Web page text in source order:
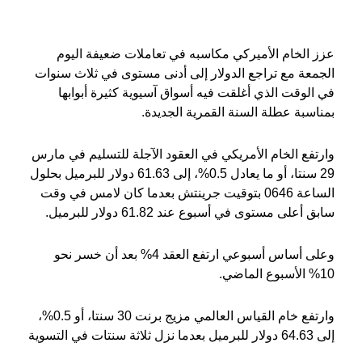
عزز الخام الأميركي مكاسبه في تعاملات ضعيفة اليوم
الجمعة مع تراجع الدولار إلى أدنى مستوى في ثلاث سنوات
في الوقت الذي أغلقت فيه أسواق آسيوية كثيرة أبوابها
بمناسبة عطلة السنة القمرية الجديدة.
وارتفع الخام الأمريكي في العقود الآجلة للتسليم في مارس
29 سنتا، أو ما يعادل 0.5%، إلى 61.63 دولار للبرميل بحلول
الساعة 0646 بتوقيت جرينتش بعدما كان لامس في وقت
سابق أعلى مستوى في أسبوع عند 61.82 دولار للبرميل.
وعلى أساس أسبوعي ارتفع العقد 4% بعد أن خسر نحو
10% الأسبوع الماضي.
وارتفع خام القياس العالمي مزيج برنت 30 سنتا، أو 0.5%،
إلى 64.63 دولار للبرميل بعدما نزل ثلاثة سنتات في التسوية